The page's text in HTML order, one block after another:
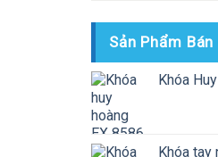
Sản Phẩm Bán
Khóa
Khóa tay